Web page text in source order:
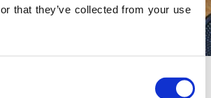
that they’ve collected from your use
kaffebönor eller malet kaffe.